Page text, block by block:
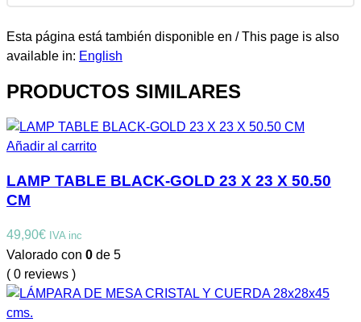
Esta página está también disponible en / This page is also
available in: English
PRODUCTOS SIMILARES
Añadir al carrito
LAMP TABLE BLACK-GOLD 23 X 23 X 50.50
CM
49,90€ IVA inc
Valorado con 0 de 5
( 0 reviews )